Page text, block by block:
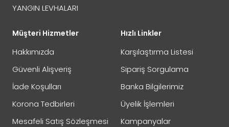
Hızlı Linkler
Karşılaştırma Listesi
Sipariş Sorgulama
Banka Bilgilerimiz
Üyelik İşlemleri
Kampanyalar
Müşteri Hizmetler
Hakkımızda
Güvenli Alışveriş
İade Koşulları
Korona Tedbirleri
Mesafeli Satış Sözleşmesi
YANGIN LEVHALARI